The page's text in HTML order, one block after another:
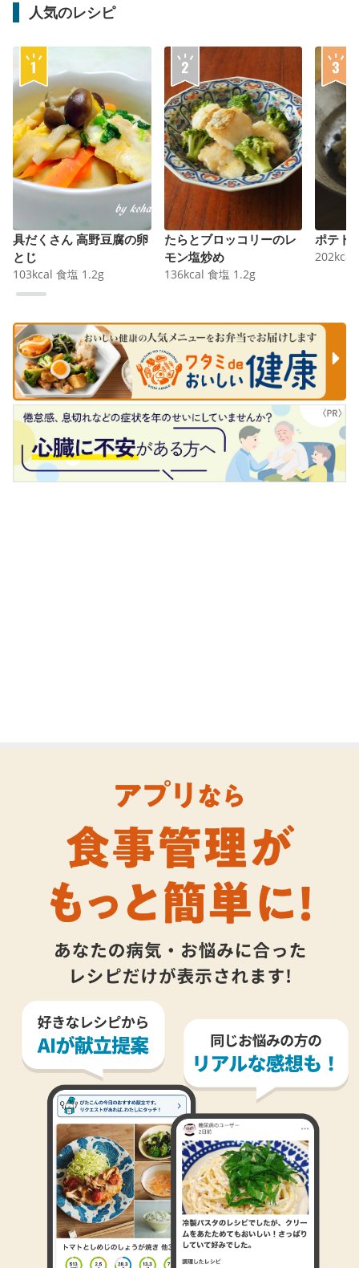
人気のレシピ
具だくさん 高野豆腐の卵
とじ
103kcal 食塩 1.2g
たらとブロッコリーのレ
モン塩炒め
136kcal 食塩 1.2g
ポテト
202kcal